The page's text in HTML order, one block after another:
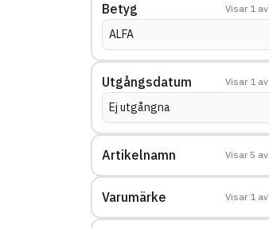
Betyg Visar 1 av
ALFA
Utgångsdatum Visar 1 av
Ej utgångna
Artikelnamn Visar 5 av
Varumärke Visar 1 av